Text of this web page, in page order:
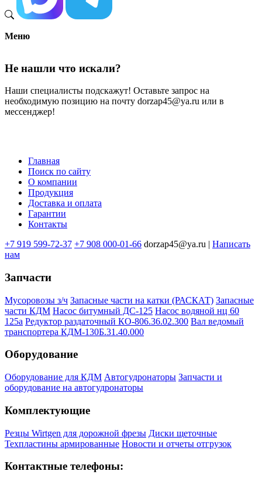
Меню
Не нашли что искали?
Наши специалисты подскажут! Оставьте запрос на
необходимую позицию на почту dorzap45@ya.ru или в
мессенджер!
Меню
подвале
Главная
Поиск по сайту
О компании
Продукция
Доставка и оплата
Гарантии
Контакты
+7 919 599-72-37 +7 908 000-01-66 dorzap45@ya.ru | Написать
нам
Запчасти
Мусоровозы з/ч Запасные части на катки (РАСКАТ) Запасные
части КДМ Насос битумный ДС-125 Насос водяной нц 60
125а Редуктор раздаточный КО-806.36.02.300 Вал ведомый
транспортера КДМ-130Б.31.40.000
Оборудование
Оборудование для КДМ Автогудронаторы Запчасти и
оборудование на автогудронаторы
Комплектующие
Резцы Wirtgen для дорожной фрезы Диски щеточные
Техпластины армированные Новости и отчеты отгрузок
Контактные телефоны: